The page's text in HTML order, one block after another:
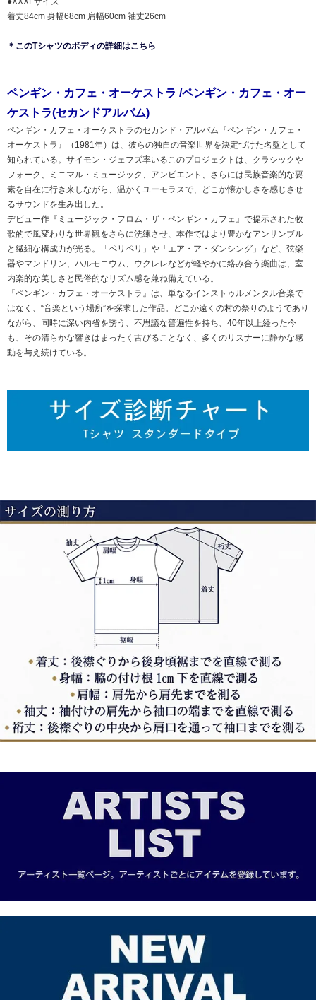
着丈84cm 身幅68cm 肩幅60cm 袖丈26cm
＊このTシャツのボディの詳細はこちら
ペンギン・カフェ・オーケストラ /ペンギン・カフェ・オー
ケストラ(セカンドアルバム)
ペンギン・カフェ・オーケストラのセカンド・アルバム『ペンギン・カフェ・
オーケストラ』（1981年）は、彼らの独自の音楽世界を決定づけた名盤として
知られている。サイモン・ジェフズ率いるこのプロジェクトは、クラシックや
フォーク、ミニマル・ミュージック、アンビエント、さらには民族音楽的な要
素を自在に行き来しながら、温かくユーモラスで、どこか懐かしさを感じさせ
るサウンドを生み出した。
デビュー作『ミュージック・フロム・ザ・ペンギン・カフェ』で提示された牧
歌的で風変わりな世界観をさらに洗練させ、本作ではより豊かなアンサンブル
と繊細な構成力が光る。「ペリペリ」や「エア・ア・ダンシング」など、弦楽
器やマンドリン、ハルモニウム、ウクレレなどが軽やかに絡み合う楽曲は、室
内楽的な美しさと民俗的なリズム感を兼ね備えている。
『ペンギン・カフェ・オーケストラ』は、単なるインストゥルメンタル音楽で
はなく、“音楽という場所”を探求した作品。どこか遠くの村の祭りのようであり
ながら、同時に深い内省を誘う、不思議な普遍性を持ち、40年以上経った今
も、その清らかな響きはまったく古びることなく、多くのリスナーに静かな感
動を与え続けている。